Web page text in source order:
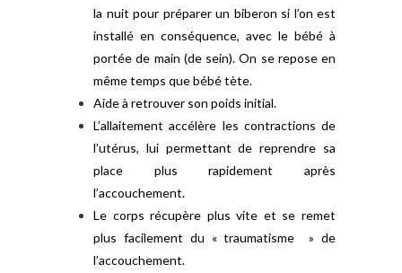
la nuit pour préparer un biberon si l’on est
installé en conséquence, avec le bébé à
portée de main (de sein). On se repose en
même temps que bébé tète.
Aide à retrouver son poids initial.
L’allaitement accélère les contractions de
l’utérus, lui permettant de reprendre sa
place plus rapidement après
l’accouchement.
Le corps récupère plus vite et se remet
plus facilement du « traumatisme » de
l’accouchement.